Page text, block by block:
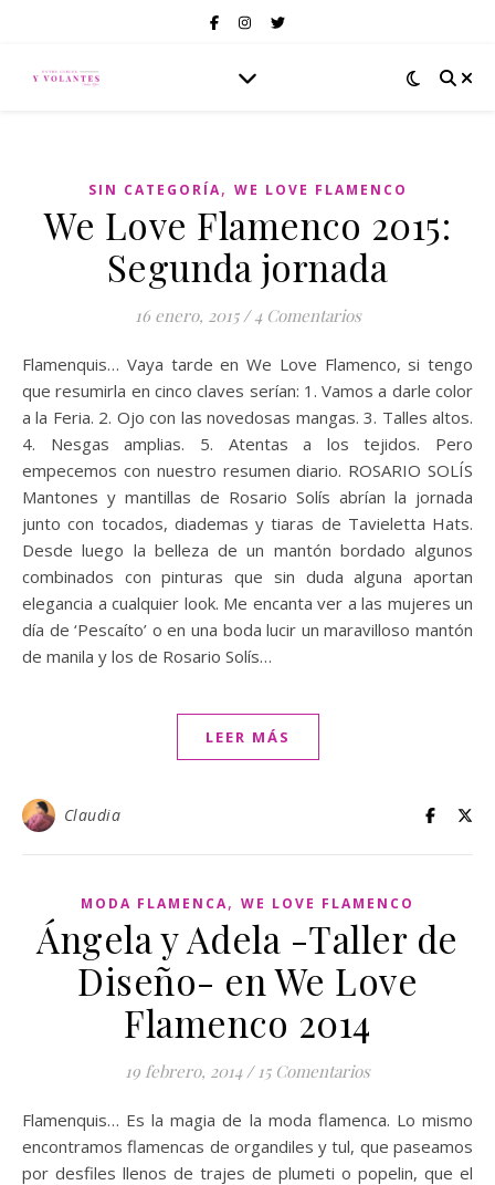
SIN CATEGORÍA, WE LOVE FLAMENCO
We Love Flamenco 2015:
Segunda jornada
16 enero, 2015 / 4 Comentarios
Flamenquis… Vaya tarde en We Love Flamenco, si tengo
que resumirla en cinco claves serían: 1. Vamos a darle color
a la Feria. 2. Ojo con las novedosas mangas. 3. Talles altos.
4. Nesgas amplias. 5. Atentas a los tejidos. Pero
empecemos con nuestro resumen diario. ROSARIO SOLÍS
Mantones y mantillas de Rosario Solís abrían la jornada
junto con tocados, diademas y tiaras de Tavieletta Hats.
Desde luego la belleza de un mantón bordado algunos
combinados con pinturas que sin duda alguna aportan
elegancia a cualquier look. Me encanta ver a las mujeres un
día de ‘Pescaíto’ o en una boda lucir un maravilloso mantón
de manila y los de Rosario Solís…
LEER MÁS
Claudia
MODA FLAMENCA, WE LOVE FLAMENCO
Ángela y Adela -Taller de
Diseño- en We Love
Flamenco 2014
19 febrero, 2014 / 15 Comentarios
Flamenquis… Es la magia de la moda flamenca. Lo mismo
encontramos flamencas de organdiles y tul, que paseamos
por desfiles llenos de trajes de plumeti o popelin, que el